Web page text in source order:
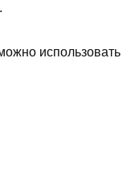
использовать